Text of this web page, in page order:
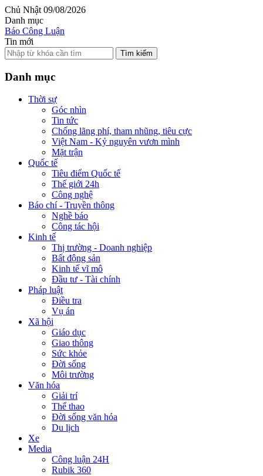
Chủ Nhật 09/08/2026
Danh mục
Báo Công Luận
Tin mới
Tìm kiếm
Danh mục
Thời sự
Góc nhìn
Tin tức
Chống lãng phí, tham nhũng, tiêu cực
Việt Nam - Kỷ nguyên vươn mình
Mặt trận
Quốc tế
Tiêu điểm Quốc tế
Thế giới 24h
Công nghệ
Báo chí - Truyền thông
Nghề báo
Công tác hội
Kinh tế
Thị trường - Doanh nghiệp
Bất động sản
Kinh tế vĩ mô
Đầu tư - Tài chính
Pháp luật
Điều tra
Vụ án
Xã hội
Giáo dục
Giao thông
Sức khỏe
Đời sống
Môi trường
Văn hóa
Giải trí
Thể thao
Đời sống văn hóa
Du lịch
Xe
Media
Công luận 24H
Rubik 360